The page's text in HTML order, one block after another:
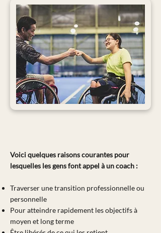
Voici quelques raisons courantes pour
lesquelles les gens font appel à un coach :
Traverser une transition professionnelle ou
personnelle
Pour atteindre rapidement les objectifs à
moyen et long terme